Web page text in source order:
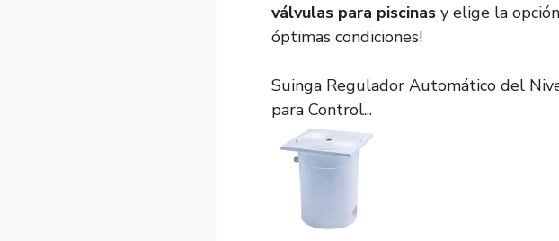
válvulas para piscinas y elige la
óptimas condiciones!
Suinga Regulador Automático del
para Control...